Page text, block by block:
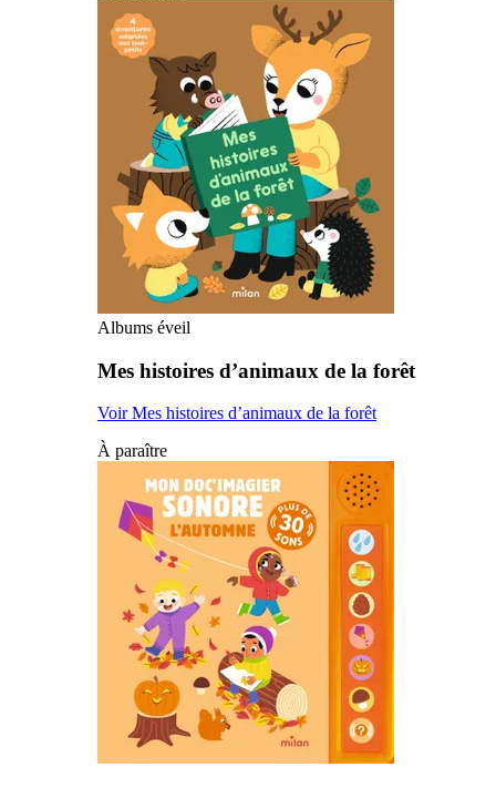
Albums éveil
Mes histoires d’animaux de la forêt
Voir Mes histoires d’animaux de la forêt
À paraître